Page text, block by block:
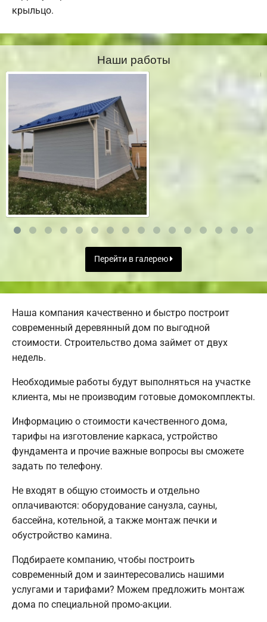
крыльцо.
Наши работы
Перейти в галерею
Наша компания качественно и быстро построит
современный деревянный дом по выгодной
стоимости. Строительство дома займет от двух
недель.
Необходимые работы будут выполняться на участке
клиента, мы не производим готовые домокомплекты.
Информацию о стоимости качественного дома,
тарифы на изготовление каркаса, устройство
фундамента и прочие важные вопросы вы сможете
задать по телефону.
Не входят в общую стоимость и отдельно
оплачиваются: оборудование санузла, сауны,
бассейна, котельной, а также монтаж печки и
обустройство камина.
Подбираете компанию, чтобы построить
современный дом и заинтересовались нашими
услугами и тарифами? Можем предложить монтаж
дома по специальной промо-акции.